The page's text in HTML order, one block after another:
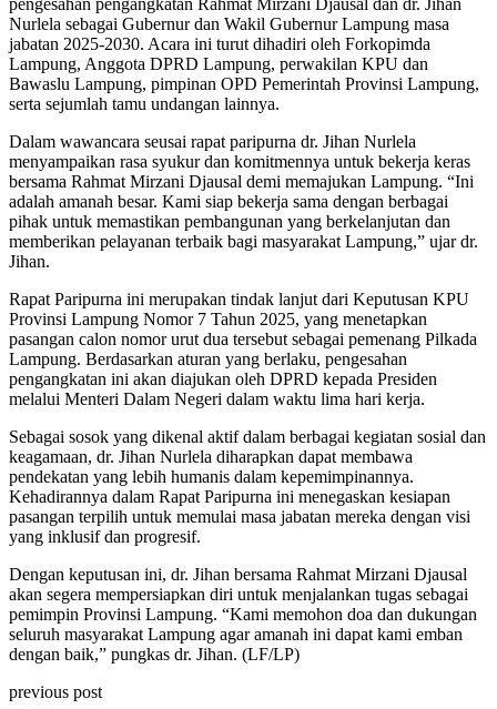
pengesahan pengangkatan Rahmat Mirzani Djausal dan dr. Jihan
Nurlela sebagai Gubernur dan Wakil Gubernur Lampung masa
jabatan 2025-2030. Acara ini turut dihadiri oleh Forkopimda
Lampung, Anggota DPRD Lampung, perwakilan KPU dan
Bawaslu Lampung, pimpinan OPD Pemerintah Provinsi Lampung,
serta sejumlah tamu undangan lainnya.
Dalam wawancara seusai rapat paripurna dr. Jihan Nurlela
menyampaikan rasa syukur dan komitmennya untuk bekerja keras
bersama Rahmat Mirzani Djausal demi memajukan Lampung. “Ini
adalah amanah besar. Kami siap bekerja sama dengan berbagai
pihak untuk memastikan pembangunan yang berkelanjutan dan
memberikan pelayanan terbaik bagi masyarakat Lampung,” ujar dr.
Jihan.
Rapat Paripurna ini merupakan tindak lanjut dari Keputusan KPU
Provinsi Lampung Nomor 7 Tahun 2025, yang menetapkan
pasangan calon nomor urut dua tersebut sebagai pemenang Pilkada
Lampung. Berdasarkan aturan yang berlaku, pengesahan
pengangkatan ini akan diajukan oleh DPRD kepada Presiden
melalui Menteri Dalam Negeri dalam waktu lima hari kerja.
Sebagai sosok yang dikenal aktif dalam berbagai kegiatan sosial dan
keagamaan, dr. Jihan Nurlela diharapkan dapat membawa
pendekatan yang lebih humanis dalam kepemimpinannya.
Kehadirannya dalam Rapat Paripurna ini menegaskan kesiapan
pasangan terpilih untuk memulai masa jabatan mereka dengan visi
yang inklusif dan progresif.
Dengan keputusan ini, dr. Jihan bersama Rahmat Mirzani Djausal
akan segera mempersiapkan diri untuk menjalankan tugas sebagai
pemimpin Provinsi Lampung. “Kami memohon doa dan dukungan
seluruh masyarakat Lampung agar amanah ini dapat kami emban
dengan baik,” pungkas dr. Jihan. (LF/LP)
previous post